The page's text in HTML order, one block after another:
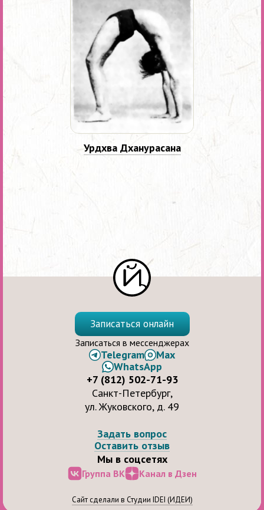
Урдхва Дханурасана
Задать вопрос
Оставить отзыв
Мы в соцсетях
Группа ВК Канал в Дзен
Записаться онлайн
Записаться в мессенджерах
Telegram
Max
WhatsApp
+7 (812) 502-71-93
Санкт-Петербург,
ул. Жуковского, д. 49
Сайт сделали в Студии IDEI (ИДЕИ)